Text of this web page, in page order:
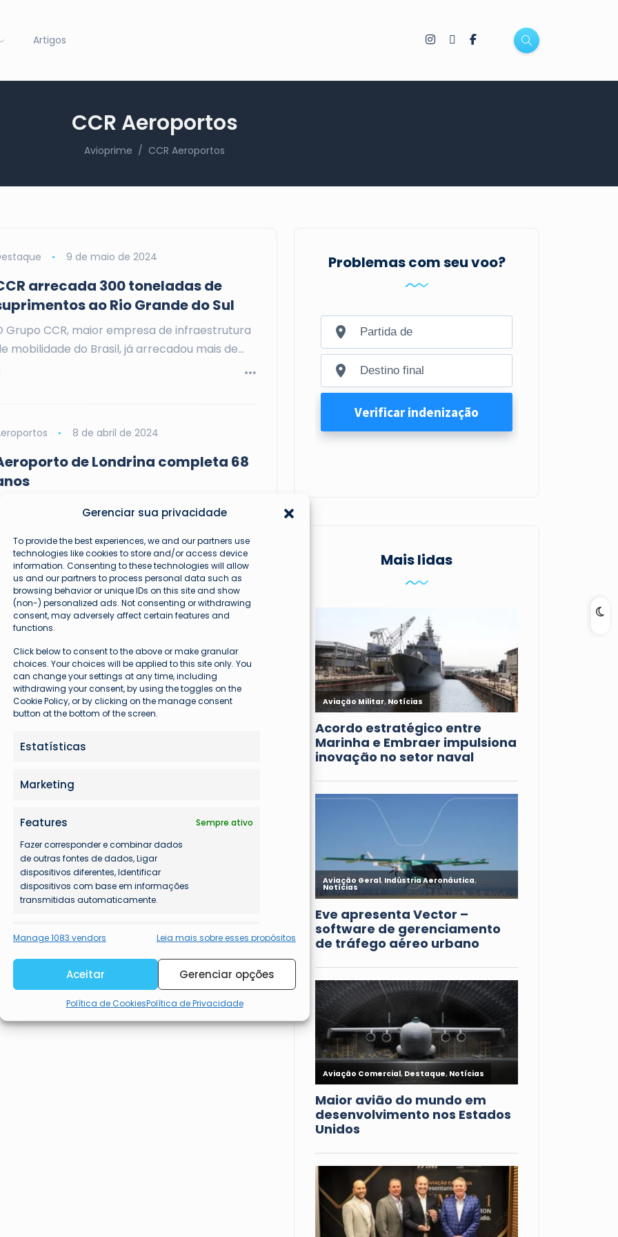
Gerenciar sua privacidade
To provide the best experiences, we and our partners use
technologies like cookies to store and/or access device
information. Consenting to these technologies will allow
us and our partners to process personal data such as
browsing behavior or unique IDs on this site and show
(non-) personalized ads. Not consenting or withdrawing
consent, may adversely affect certain features and
functions.
Click below to consent to the above or make granular
choices. Your choices will be applied to this site only. You
can change your settings at any time, including
withdrawing your consent, by using the toggles on the
Cookie Policy, or by clicking on the manage consent
button at the bottom of the screen.
Estatísticas
Marketing
Features
Sempre ativo
Fazer corresponder e combinar dados
de outras fontes de dados, Ligar
dispositivos diferentes, Identificar
dispositivos com base em informações
transmitidas automaticamente.
Garantir a segurança, evitar e
erros, Disponibilizar e
apresentar publicidade e
conteúdos.
Sempre ativo
Manage 1083 vendors Leia mais sobre esses propósitos
Aceitar Gerenciar opções
Política de CookiesPolítica de Privacidade
Artigos
CCR Aeroportos
Avioprime CCR Aeroportos
9 de maio de 2024
arrecada 300 toneladas de
ao Rio Grande do Sul
Grupo CCR, maior empresa de infraestrutura
mobilidade do Brasil, já arrecadou mais de…
8 de abril de 2024
de Londrina completa 68
na segunda cidade mais populosa do
68…
Aeroportos promove destinos
no principal encontro de
aéreas da América
destinos turísticos icônicos do Brasil,
as Cataratas do Iguaçu, Lençóis
Problemas com seu voo?
Mais lidas